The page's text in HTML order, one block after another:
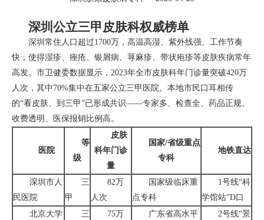
深圳公立三甲皮肤科权威榜单
深圳常住人口超过1700万，高温高湿、紫外线强、工作节奏
快，使得湿疹、痤疮、银屑病、荨麻疹、带状疱疹等皮肤疾病常年
高发。市卫健委数据显示，2023年全市皮肤科年门诊量突破420万
人次，其中70%集中在五家公立三甲医院。本地市民口耳相传
的“看皮肤、到三甲”已形成共识——专家多、检查全、药品正规、
收费透明、医保报销比例高。
医院
等
级
皮肤
科年门诊
量
国家/省级重点
专科
地铁直达
深圳市人
民医院
三
甲
82万
人次
国家级临床重
点专科
1号线“科
学馆站”D口
北京大学
三
75万
广东省高水平
2号线“景